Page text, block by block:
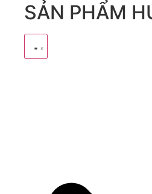
SẢN PHẨM